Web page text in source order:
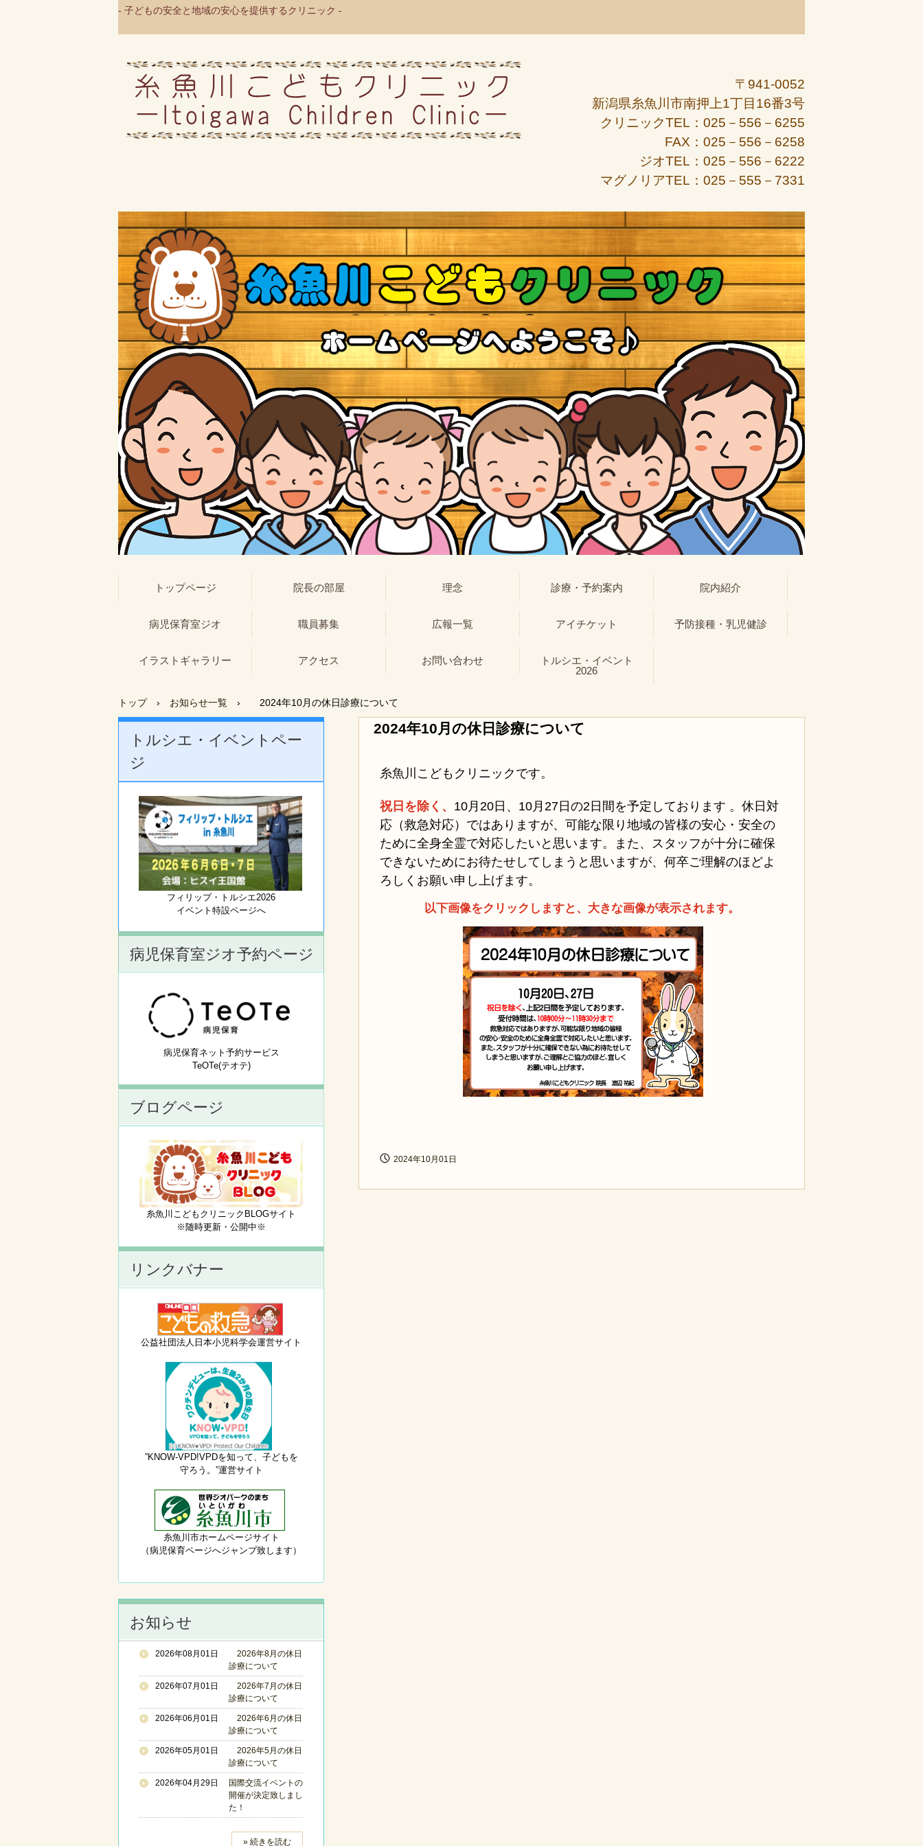
- 子どもの安全と地域の安心を提供するクリニック -
〒941-0052
新潟県糸魚川市南押上1丁目16番3号
クリニックTEL：025－556－6255
FAX：025－556－6258
ジオTEL：025－556－6222
マグノリアTEL：025－555－7331
トップページ 院長の部屋 理念 診療・予約案内 院内紹介
病児保育室ジオ 職員募集 広報一覧 アイチケット 予防接種・乳児健診
イラストギャラリー アクセス お問い合わせ
トルシエ・イベント
2026
トップ › お知らせ一覧 › 2024年10月の休日診療について
2024年10月の休日診療について
糸魚川こどもクリニックです。
祝日を除く、 10月20日、 10月27日の2日間を予定しております 。休日対
応（救急対応）ではありますが、可能な限り地域の皆様の安心・安全の
ために全身全霊で対応したいと思います。また、スタッフが十分に確保
できないためにお待たせしてしまうと思いますが、何卒ご理解のほどよ
ろしくお願い申し上げます。
以下画像をクリックしますと、大きな画像が表示されます。
2024年10月01日
トルシエ・イベントペー
ジ
フィリップ・トルシエ2026
イベント特設ページへ
病児保育室ジオ予約ページ
病児保育ネット予約サービス
TeOTe(テオテ)
ブログページ
糸魚川こどもクリニックBLOGサイト
※随時更新・公開中※
リンクバナー
公益社団法人日本小児科学会運営サイト
”KNOW-VPD!VPDを知って、子どもを
守ろう。”運営サイト
糸魚川市ホームページサイト
（病児保育ページへジャンプ致します）
お知らせ
2026年08月01日
2026年8月の休日
診療について
2026年07月01日
2026年7月の休日
診療について
2026年06月01日
2026年6月の休日
診療について
2026年05月01日
2026年5月の休日
診療について
2026年04月29日
国際交流イベントの
開催が決定致しまし
た！
» 続きを読む